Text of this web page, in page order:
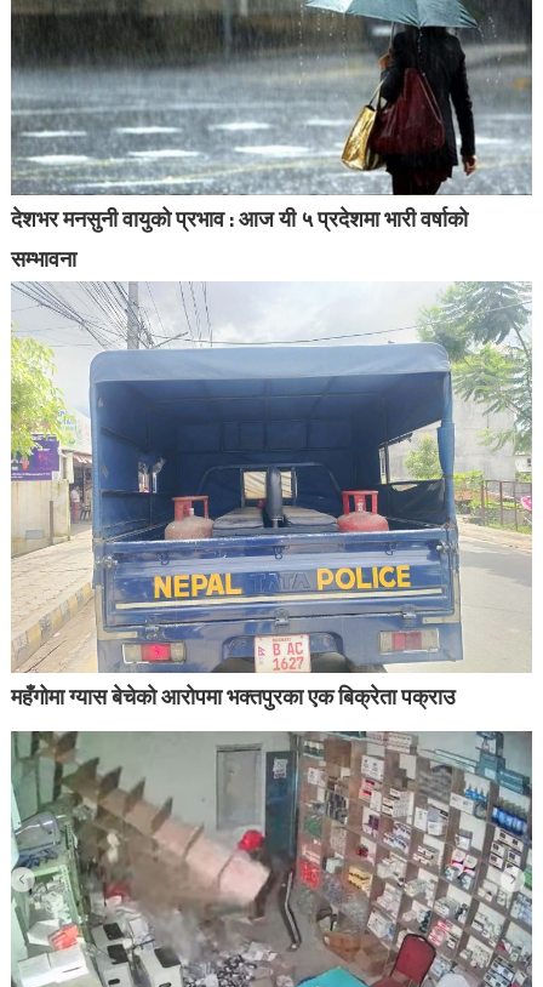
देशभर मनसुनी वायुको प्रभाव : आज यी ५ प्रदेशमा भारी वर्षाको
सम्भावना
महँगोमा ग्यास बेचेको आरोपमा भक्तपुरका एक बिक्रेता पक्राउ